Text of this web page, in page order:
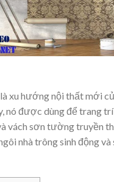
xu hướng nội thất mới
nó được dùng để trang
vách sơn tường truyền
nhà trông sinh động và